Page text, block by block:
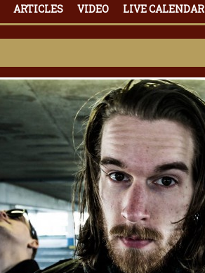
ARTICLES VIDEO LIVE CALENDAR